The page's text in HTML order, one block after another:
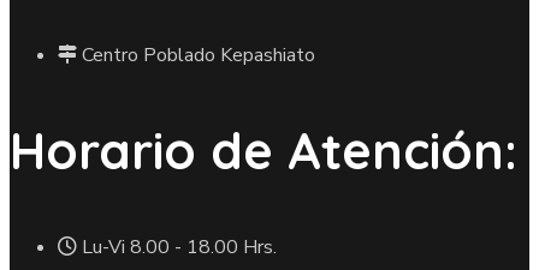
Centro Poblado Kepashiato
Horario de Atención:
Lu-Vi 8.00 - 18.00 Hrs.